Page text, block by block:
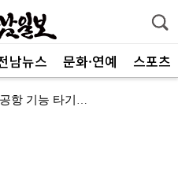
남뉴스 문화·연예 스포츠
[속보]"2028년 중순까지 광주군공항 기능 타기지로 ...
업박람회 성료